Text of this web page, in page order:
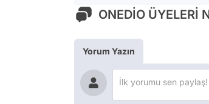
ONEDİO ÜYELERİ
Yorum Yazın